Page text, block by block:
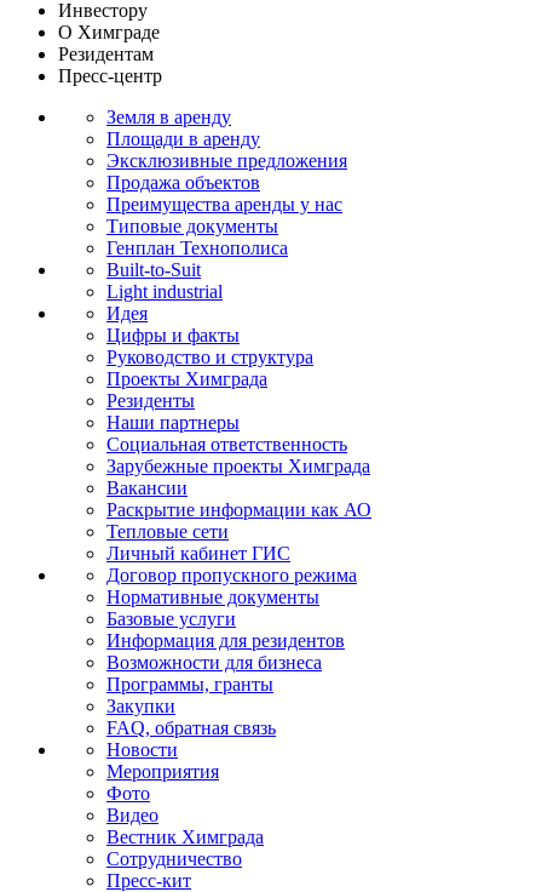
Инвестору
О Химграде
Резидентам
Пресс-центр
Земля в аренду
Площади в аренду
Эксклюзивные предложения
Продажа объектов
Преимущества аренды у нас
Типовые документы
Генплан Технополиса
Built-to-Suit
Light industrial
Идея
Цифры и факты
Руководство и структура
Проекты Химграда
Резиденты
Наши партнеры
Социальная ответственность
Зарубежные проекты Химграда
Вакансии
Раскрытие информации как АО
Тепловые сети
Личный кабинет ГИС
Договор пропускного режима
Нормативные документы
Базовые услуги
Информация для резидентов
Возможности для бизнеса
Программы, гранты
Закупки
FAQ, обратная связь
Новости
Мероприятия
Фото
Видео
Вестник Химграда
Сотрудничество
Пресс-кит